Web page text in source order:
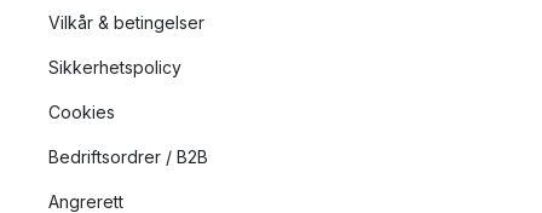
Vilkår & betingelser
Sikkerhetspolicy
Cookies
Bedriftsordrer / B2B
Angrerett